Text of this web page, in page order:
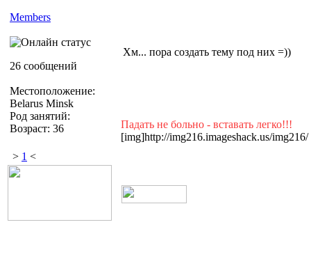
Members
26 сообщений
Местоположение:
Belarus Minsk
Род занятий:
Возраст: 36
Хм... пора создать тему под них =))
Падать не больно - вставать легко!!!
[img]http://img216.imageshack.us/img216/
> 1 <